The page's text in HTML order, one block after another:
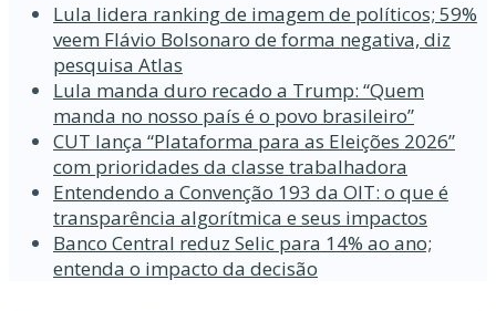
Lula lidera ranking de imagem de políticos; 59%
veem Flávio Bolsonaro de forma negativa, diz
pesquisa Atlas
Lula manda duro recado a Trump: “Quem
manda no nosso país é o povo brasileiro”
CUT lança “Plataforma para as Eleições 2026”
com prioridades da classe trabalhadora
Entendendo a Convenção 193 da OIT: o que é
transparência algorítmica e seus impactos
Banco Central reduz Selic para 14% ao ano;
entenda o impacto da decisão